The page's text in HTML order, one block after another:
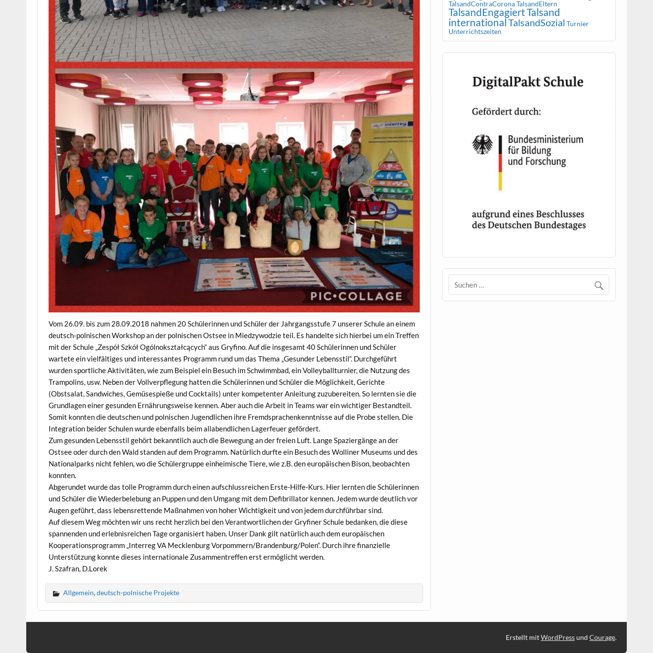
Vom 26.09. bis zum 28.09.2018 nahmen 20 Schülerinnen und Schüler der Jahrgangsstufe 7 unserer Schule an einem
deutsch-polnischen Workshop an der polnischen Ostsee in Miedzywodzie teil. Es handelte sich hierbei um ein Treffen
mit der Schule „Zespół Szkół Ogólnokształcących“ aus Gryfino. Auf die insgesamt 40 Schülerinnen und Schüler
wartete ein vielfältiges und interessantes Programm rund um das Thema „Gesunder Lebensstil“. Durchgeführt
wurden sportliche Aktivitäten, wie zum Beispiel ein Besuch im Schwimmbad, ein Volleyballturnier, die Nutzung des
Trampolins, usw. Neben der Vollverpflegung hatten die Schülerinnen und Schüler die Möglichkeit, Gerichte
(Obstsalat, Sandwiches, Gemüsespieße und Cocktails) unter kompetenter Anleitung zuzubereiten. So lernten sie die
Grundlagen einer gesunden Ernährungsweise kennen. Aber auch die Arbeit in Teams war ein wichtiger Bestandteil.
Somit konnten die deutschen und polnischen Jugendlichen ihre Fremdsprachenkenntnisse auf die Probe stellen. Die
Integration beider Schulen wurde ebenfalls beim allabendlichen Lagerfeuer gefördert.
Zum gesunden Lebensstil gehört bekanntlich auch die Bewegung an der freien Luft. Lange Spaziergänge an der
Ostsee oder durch den Wald standen auf dem Programm. Natürlich durfte ein Besuch des Wolliner Museums und des
Nationalparks nicht fehlen, wo die Schülergruppe einheimische Tiere, wie z.B. den europäischen Bison, beobachten
konnten.
Abgerundet wurde das tolle Programm durch einen aufschlussreichen Erste-Hilfe-Kurs. Hier lernten die Schülerinnen
und Schüler die Wiederbelebung an Puppen und den Umgang mit dem Defibrillator kennen. Jedem wurde deutlich vor
Augen geführt, dass lebensrettende Maßnahmen von hoher Wichtigkeit und von jedem durchführbar sind.
Auf diesem Weg möchten wir uns recht herzlich bei den Verantwortlichen der Gryfiner Schule bedanken, die diese
spannenden und erlebnisreichen Tage organisiert haben. Unser Dank gilt natürlich auch dem europäischen
Kooperationsprogramm „Interreg VA Mecklenburg Vorpommern/Brandenburg/Polen“. Durch ihre finanzielle
Unterstützung konnte dieses internationale Zusammentreffen erst ermöglicht werden.
J. Szafran, D.Lorek
Allgemein,deutsch-polnische Projekte
TalsandContraCoronaTalsandEltern
TalsandEngagiertTalsand
internationalTalsandSozial Turnier
Unterrichtszeiten
Erstellt mitWordPressund Courage.